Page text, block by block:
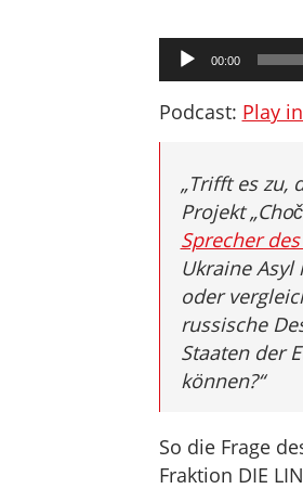
Audio-
Player
00:00
Podcast: Play
„Trifft es zu,
Projekt
Sprecher
Ukraine
oder
russische
Staaten der
können?“
So die Frage
Fraktion DIE